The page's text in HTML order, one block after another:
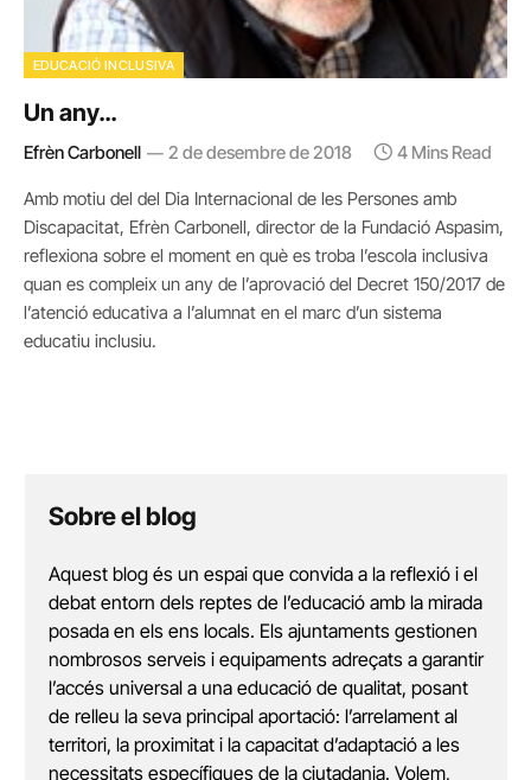
EDUCACIÓ INCLUSIVA
Un any…
Efrèn Carbonell 2 de desembre de 2018 4 Mins Read
Amb motiu del del Dia Internacional de les Persones amb
Discapacitat, Efrèn Carbonell, director de la Fundació Aspasim,
reflexiona sobre el moment en què es troba l’escola inclusiva
quan es compleix un any de l’aprovació del Decret 150/2017 de
l’atenció educativa a l’alumnat en el marc d’un sistema
educatiu inclusiu.
Sobre el blog
Aquest blog és un espai que convida a la reflexió i el
debat entorn dels reptes de l’educació amb la mirada
posada en els ens locals. Els ajuntaments gestionen
nombrosos serveis i equipaments adreçats a garantir
l’accés universal a una educació de qualitat, posant
de relleu la seva principal aportació: l’arrelament al
territori, la proximitat i la capacitat d’adaptació a les
necessitats específiques de la ciutadania. Volem,